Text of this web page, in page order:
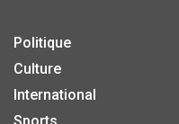
Politique
Culture
International